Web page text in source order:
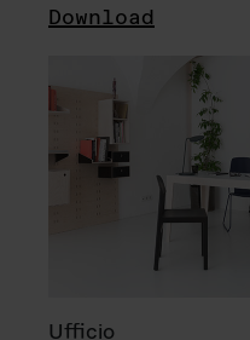
Download
Ufficio